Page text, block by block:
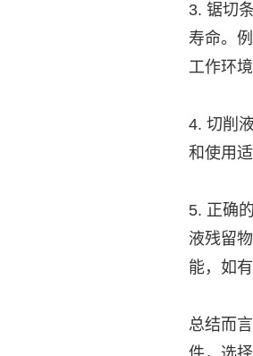
3. 锯切
寿命。
工作环
4. 切削
和使用
5. 正确
液残留
能，如
总结而